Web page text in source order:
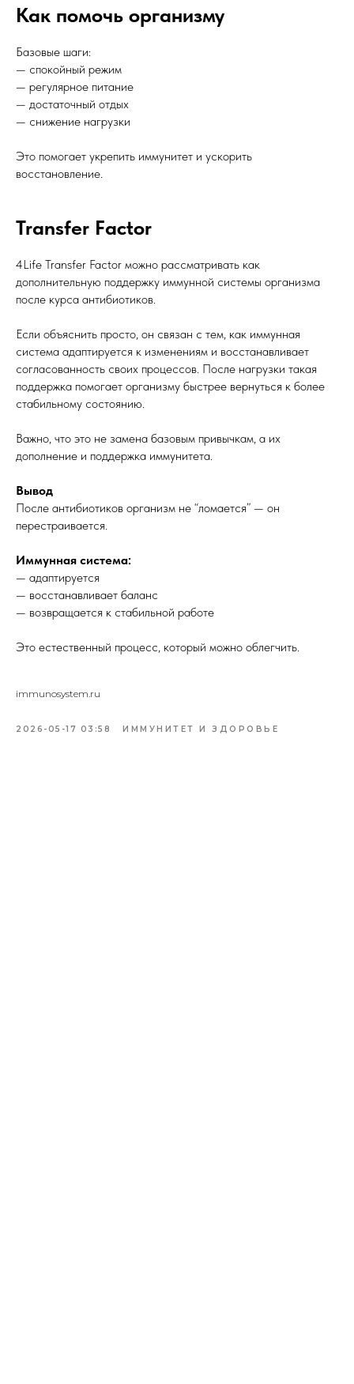
Как помочь организму
Базовые шаги:
— спокойный режим
— регулярное питание
— достаточный отдых
— снижение нагрузки
Это помогает укрепить иммунитет и ускорить
восстановление.
Transfer Factor
4Life Transfer Factor можно рассматривать как
дополнительную поддержку иммунной системы организма
после курса антибиотиков.
Если объяснить просто, он связан с тем, как иммунная
система адаптируется к изменениям и восстанавливает
согласованность своих процессов. После нагрузки такая
поддержка помогает организму быстрее вернуться к более
стабильному состоянию.
Важно, что это не замена базовым привычкам, а их
дополнение и поддержка иммунитета.
Вывод
После антибиотиков организм не “ломается” — он
перестраивается.
Иммунная система:
— адаптируется
— восстанавливает баланс
— возвращается к стабильной работе
Это естественный процесс, который можно облегчить.
immunosystem.ru
2026-05-17 03:58 ИММУНИТЕТ И ЗДОРОВЬЕ